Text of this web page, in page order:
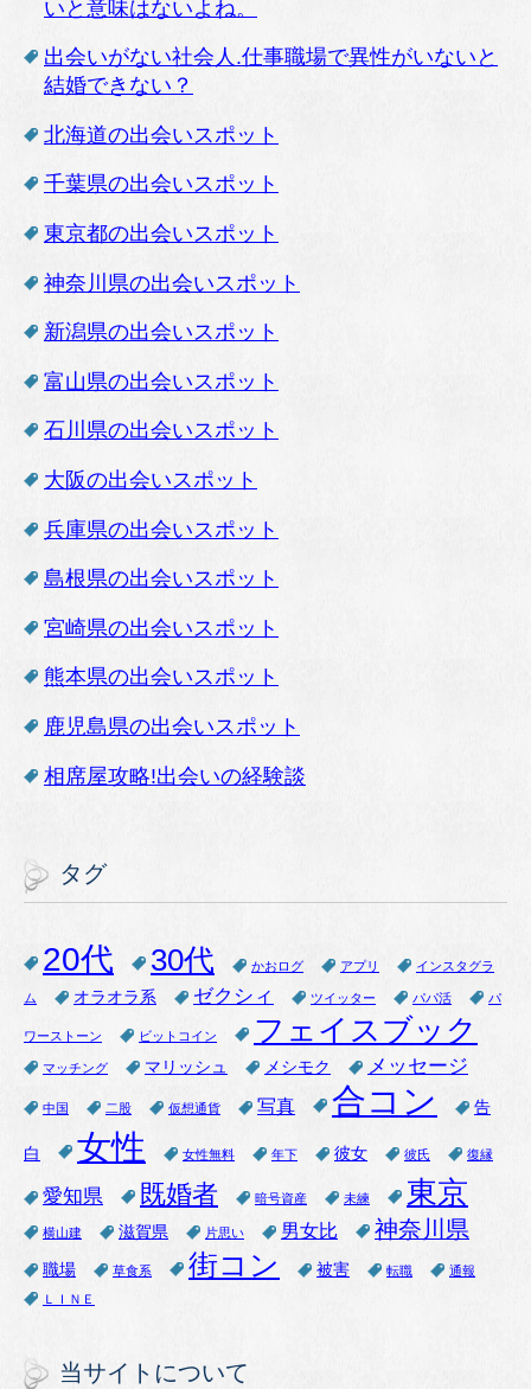
いと意味はないよね。
出会いがない社会人.仕事職場で異性がいないと
結婚できない？
北海道の出会いスポット
千葉県の出会いスポット
東京都の出会いスポット
神奈川県の出会いスポット
新潟県の出会いスポット
富山県の出会いスポット
石川県の出会いスポット
大阪の出会いスポット
兵庫県の出会いスポット
島根県の出会いスポット
宮崎県の出会いスポット
熊本県の出会いスポット
鹿児島県の出会いスポット
相席屋攻略!出会いの経験談
タグ
20代 30代 かおログ アプリ インスタグラ
ム オラオラ系 ゼクシィ ツイッター パパ活 パ
ワーストーン ビットコイン フェイスブック
マッチング マリッシュ メシモク メッセージ
中国 二股 仮想通貨 写真 合コン 告
白 女性 女性無料 年下 彼女 彼氏 復縁
愛知県 既婚者 暗号資産 未練 東京
横山建 滋賀県 片思い 男女比 神奈川県
職場 草食系 街コン 被害 転職
通報
ＬＩＮＥ
当サイトについて